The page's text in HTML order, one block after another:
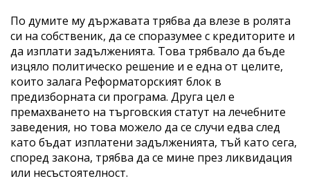
По думите му държавата трябва да влезе в ролята
си на собственик, да се споразумее с кредиторите и
да изплати задълженията. Това трябвало да бъде
изцяло политическо решение и е една от целите,
които залага Реформаторският блок в
предизборната си програма. Друга цел е
премахването на търговския статут на лечебните
заведения, но това можело да се случи едва след
като бъдат изплатени задълженията, тъй като сега,
според закона, трябва да се мине през ликвидация
или несъстоятелност.